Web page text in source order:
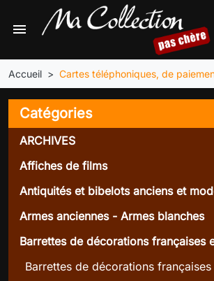
menu
Accueil Cartes téléphoniques, de
Catégories
ARCHIVES
Affiches de films
Antiquités et bibelots anciens et
Armes anciennes - Armes blanches
Barrettes de décorations françaises
Barrettes de décorations françaises